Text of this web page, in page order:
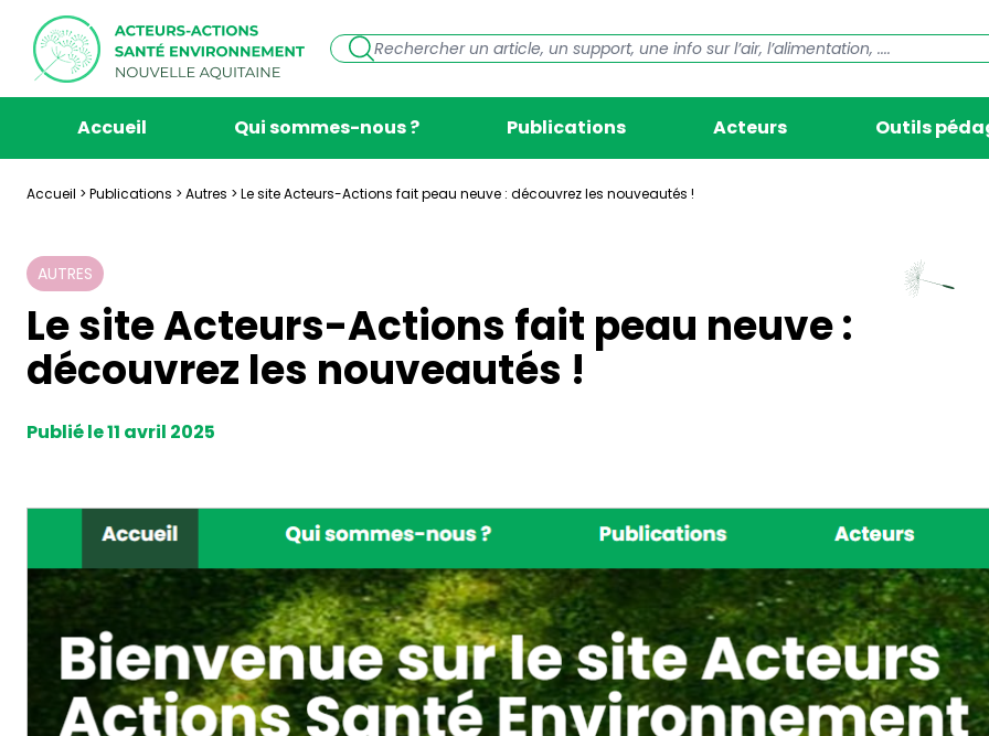
Accueil Qui sommes-nous ? Publications Acteurs Outils
Accueil > Publications > Autres > Le site Acteurs-Actions fait peau neuve : découvrez les nouveautés !
AUTRES
Le site Acteurs-Actions fait peau neuve :
découvrez les nouveautés !
Publié le 11 avril 2025